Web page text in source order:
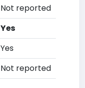
Not reported
Yes
Yes
Not reported